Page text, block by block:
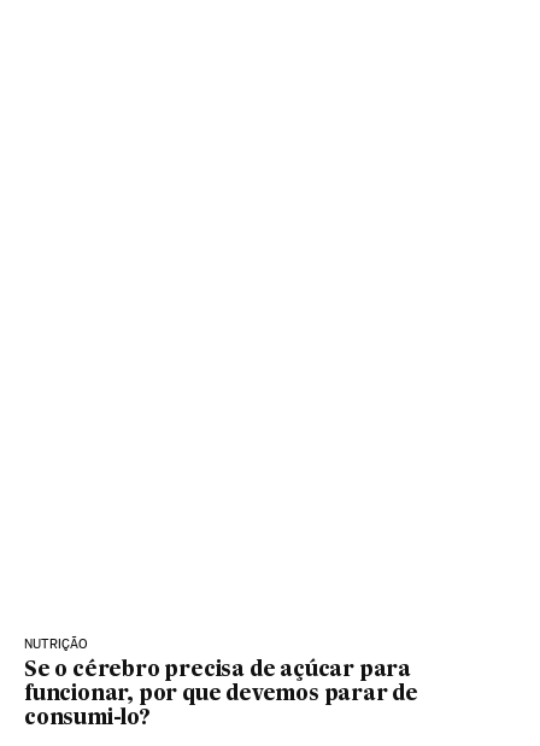
NUTRIÇÃO
Se o cérebro precisa de açúcar para
funcionar, por que devemos parar de
consumi-lo?